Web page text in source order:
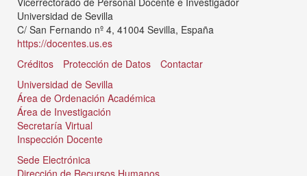
Universidad de Sevilla
C/ San Fernando nº 4, 41004 Sevilla, España
https://docentes.us.es
Créditos
Protección de Datos
Contactar
Universidad de Sevilla
Área de Ordenación Académica
Área de Investigación
Secretaría Virtual
Inspección Docente
Sede Electrónica
Dirección de Recursos Humanos